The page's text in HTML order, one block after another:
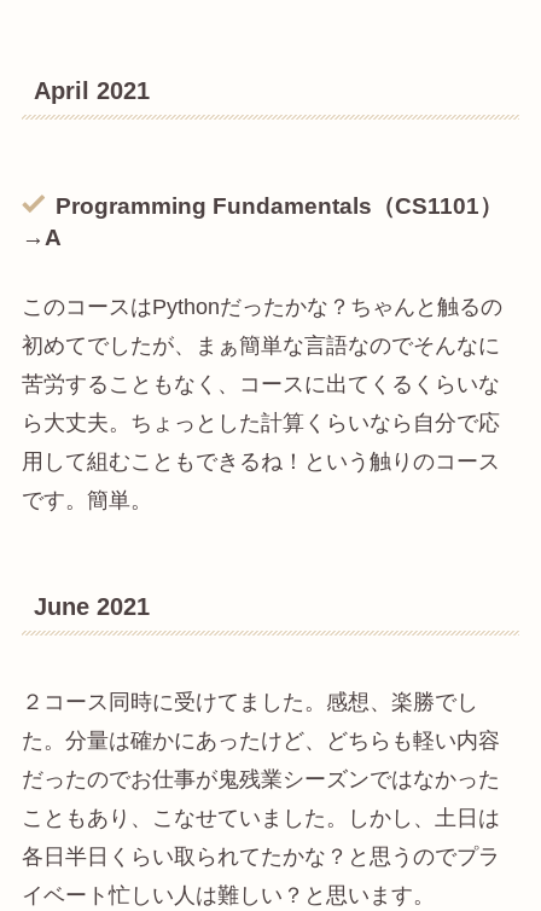
April 2021
Programming Fundamentals（CS1101）
→A
このコースはPythonだったかな？ちゃんと触るの
初めてでしたが、まぁ簡単な言語なのでそんなに
苦労することもなく、コースに出てくるくらいな
ら大丈夫。ちょっとした計算くらいなら自分で応
用して組むこともできるね！という触りのコース
です。簡単。
June 2021
２コース同時に受けてました。感想、楽勝でし
た。分量は確かにあったけど、どちらも軽い内容
だったのでお仕事が鬼残業シーズンではなかった
こともあり、こなせていました。しかし、土日は
各日半日くらい取られてたかな？と思うのでプラ
イベート忙しい人は難しい？と思います。